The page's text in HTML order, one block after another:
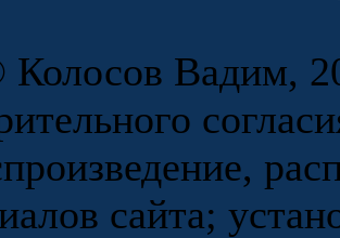
Вадим,
сайта;